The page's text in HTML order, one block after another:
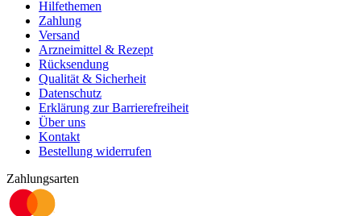
Hilfethemen
Zahlung
Versand
Arzneimittel & Rezept
Rücksendung
Qualität & Sicherheit
Datenschutz
Erklärung zur Barrierefreiheit
Über uns
Kontakt
Bestellung widerrufen
Zahlungsarten